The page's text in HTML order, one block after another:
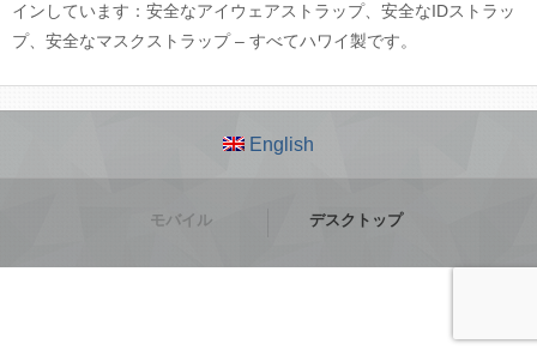
インしています：安全なアイウェアストラップ、安全なIDストラッ
プ、安全なマスクストラップ – すべてハワイ製です。
English
モバイル デスクトップ